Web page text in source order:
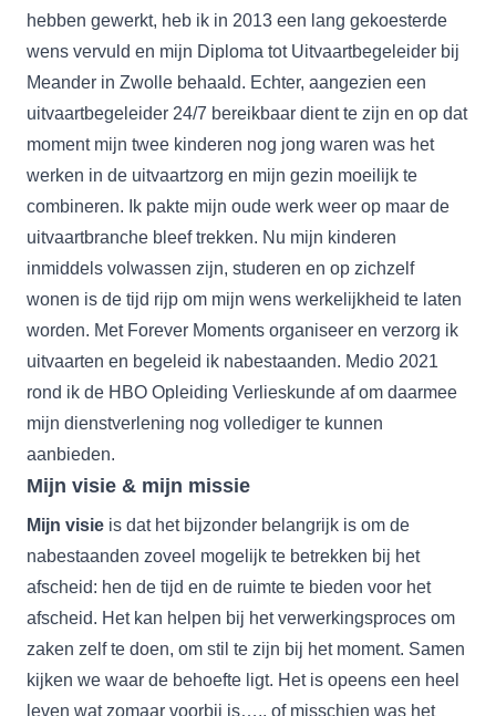
hebben gewerkt, heb ik in 2013 een lang gekoesterde
wens vervuld en mijn Diploma tot Uitvaartbegeleider bij
Meander in Zwolle behaald. Echter, aangezien een
uitvaartbegeleider 24/7 bereikbaar dient te zijn en op dat
moment mijn twee kinderen nog jong waren was het
werken in de uitvaartzorg en mijn gezin moeilijk te
combineren. Ik pakte mijn oude werk weer op maar de
uitvaartbranche bleef trekken. Nu mijn kinderen
inmiddels volwassen zijn, studeren en op zichzelf
wonen is de tijd rijp om mijn wens werkelijkheid te laten
worden. Met Forever Moments organiseer en verzorg ik
uitvaarten en begeleid ik nabestaanden. Medio 2021
rond ik de HBO Opleiding Verlieskunde af om daarmee
mijn dienstverlening nog vollediger te kunnen
aanbieden.
Mijn visie & mijn missie
Mijn visie is dat het bijzonder belangrijk is om de
nabestaanden zoveel mogelijk te betrekken bij het
afscheid: hen de tijd en de ruimte te bieden voor het
afscheid. Het kan helpen bij het verwerkingsproces om
zaken zelf te doen, om stil te zijn bij het moment. Samen
kijken we waar de behoefte ligt. Het is opeens een heel
leven wat zomaar voorbij is….. of misschien was het